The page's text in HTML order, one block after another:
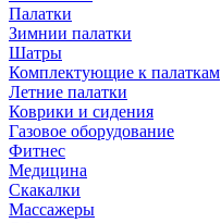
Палатки
Зимнии палатки
Шатры
Комплектующие к палаткам
Летние палатки
Коврики и сидения
Газовое оборудование
Фитнес
Медицина
Скакалки
Массажеры